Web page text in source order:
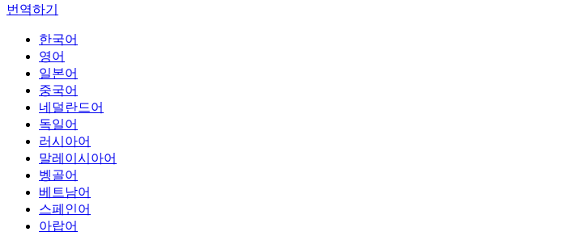
번역하기
한국어
영어
일본어
중국어
네덜란드어
독일어
러시아어
말레이시아어
벵골어
베트남어
스페인어
아랍어